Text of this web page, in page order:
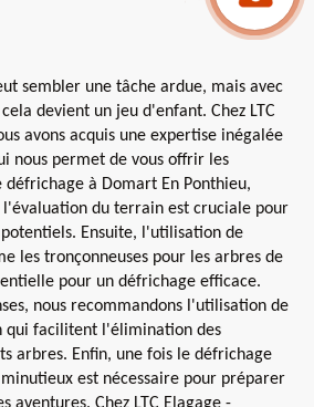
sembler une tâche ardue, mais avec
devient un jeu d'enfant. Chez LTC
avons acquis une expertise inégalée
nous permet de vous offrir les
à Domart En Ponthieu,
du terrain est cruciale pour
Ensuite, l'utilisation de
les tronçonneuses pour les arbres de
pour un défrichage efficace.
nous recommandons l'utilisation de
qui facilitent l'élimination des
arbres. Enfin, une fois le défrichage
est nécessaire pour préparer
aventures. Chez LTC Elagage -